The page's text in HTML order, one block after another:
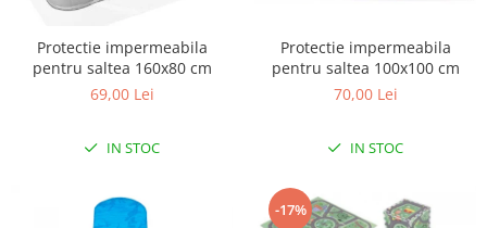
Protectie impermeabila
pentru saltea 160x80 cm
69,00 Lei
IN STOC
Protectie impermeabila
pentru saltea 100x100 cm
70,00 Lei
IN STOC
-17%